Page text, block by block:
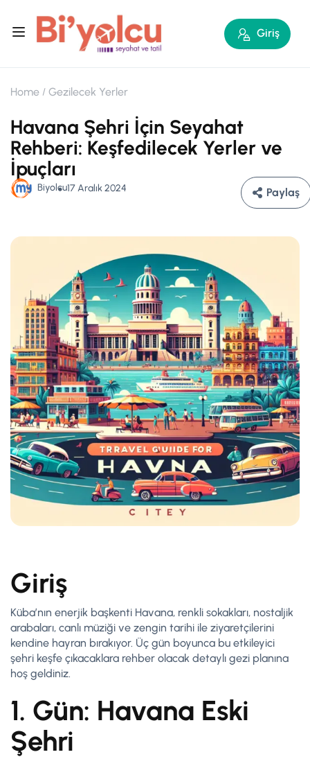
Giriş
Home Gezilecek Yerler
Havana Şehri İçin Seyahat
Rehberi: Keşfedilecek Yerler ve
İpuçları
Biyolcu17 Aralık 2024 Paylaş
Giriş
Küba’nın enerjik başkenti Havana, renkli sokakları, nostaljik
arabaları, canlı müziği ve zengin tarihi ile ziyaretçilerini
kendine hayran bırakıyor. Üç gün boyunca bu etkileyici
şehri keşfe çıkacaklara rehber olacak detaylı gezi planına
hoş geldiniz.
1. Gün: Havana Eski
Şehri